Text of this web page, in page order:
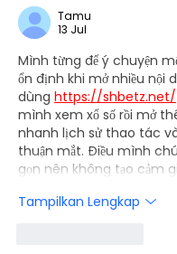
Tamu
13 Jul
Mình từng để ý chuyện
ổn định khi mở nhiều nội
dùng https://shbetz.net/
mình xem xổ số rồi mở
nhanh lịch sử thao tác
thuận mắt. Điều mình
gọn nên không tạo cảm
Tampilkan Lengkap